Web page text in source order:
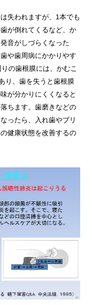
失われますが、1本でも
が倒れてくるなど、か
音がしづらくなった
や歯周病にかかりやす
の歯根膜には、かむこ
り、歯を失うと歯根膜
が分かりにくくなると
ちます。歯磨きなどの
ったら、入れ歯やブリ
健康状態を改善するの